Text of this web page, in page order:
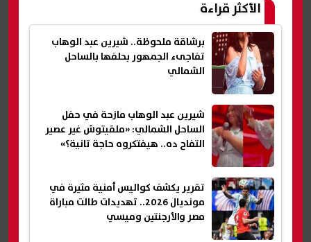
الأكثر قراءة
برشاقة ملحوظة.. شيرين عبد الوهاب
تفاجىء الجمهور بحلفها بالساحل
الشمالي
شيرين عبد الوهاب مازحة في حفل
الساحل الشمالي: «ملقيتوش غير عصير
التفاح ده.. هيفتكروه حاجة تانية؟»
تقرير يكشف كواليس أمنية مثيرة في
مونديال 2026.. تهديدات طالت مباراة
مصر والأرجنتين وميسي